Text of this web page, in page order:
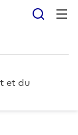
et du